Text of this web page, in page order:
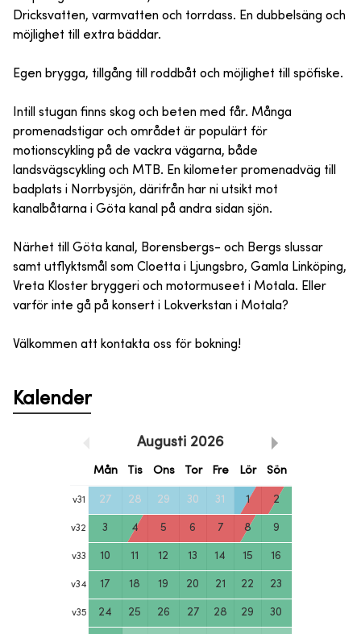
Dricksvatten, varmvatten och torrdass. En dubbelsäng och
möjlighet till extra bäddar.
Egen brygga, tillgång till roddbåt och möjlighet till spöfiske.
Intill stugan finns skog och beten med får. Många
promenadstigar och området är populärt för
motionscykling på de vackra vägarna, både
landsvägscykling och MTB. En kilometer promenadväg till
badplats i Norrbysjön, därifrån har ni utsikt mot
kanalbåtarna i Göta kanal på andra sidan sjön.
Närhet till Göta kanal, Borensbergs- och Bergs slussar
samt utflyktsmål som Cloetta i Ljungsbro, Gamla Linköping,
Vreta Kloster bryggeri och motormuseet i Motala. Eller
varför inte gå på konsert i Lokverkstan i Motala?
Välkommen att kontakta oss för bokning!
Kalender
Augusti 2026
Mån Tis Ons Tor Fre Lör Sön
v31 27 28 29 30 31 1 2
v32 3 4 5 6 7 8 9
v33 10 11 12 13 14 15 16
v34 17 18 19 20 21 22 23
v35 24 25 26 27 28 29 30